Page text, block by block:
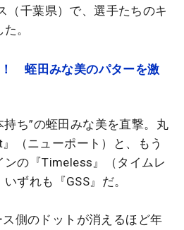
（千葉県）で、選手たちのキ
。
！ 蛭田みな美のパターを激
ち”の蛭田みな美を直撃。丸
（ニューポート）と、もう
の『Timeless』（タイムレ
ずれも『GSS』だ。
ス側のドットが消えるほど年